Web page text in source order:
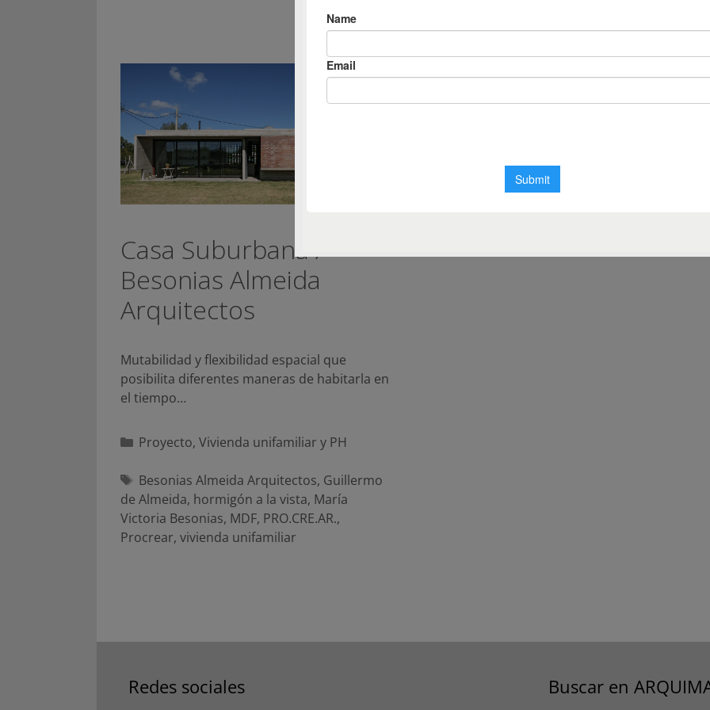
Casa Suburbana /
Besonias Almeida
Arquitectos
Mutabilidad y flexibilidad espacial que
posibilita diferentes maneras de habitarla en
el tiempo…
Categorías
Proyecto, Vivienda unifamiliar y PH
Etiquetas
Besonias Almeida Arquitectos, Guillermo
de Almeida, hormigón a la vista, María
Victoria Besonias, MDF, PRO.CRE.AR.,
Procrear, vivienda unifamiliar
Redes sociales Buscar en